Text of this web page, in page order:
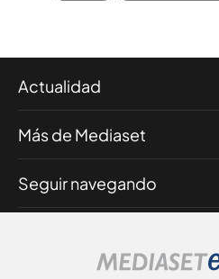
Actualidad
Más de Mediaset
Seguir navegando